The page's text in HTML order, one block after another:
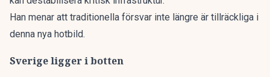
Han menar att traditionella försvar inte längre är tillräckliga i
denna nya hotbild.
Sverige ligger i botten